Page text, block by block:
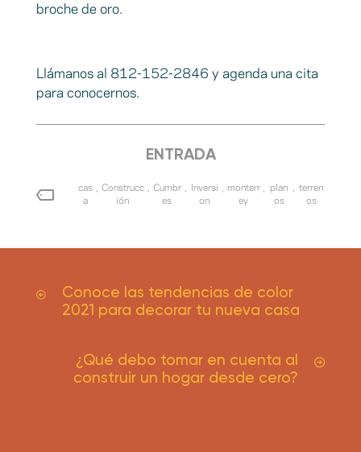
broche de oro.
Llámanos al 812-152-2846 y agenda una cita
para conocernos.
ENTRADA
cas
a
, Construcc
ión
, Cumbr
es
,
Inversi
on
, monterr
ey
,
plan
os
, terren
os
Conoce las tendencias de color
2021 para decorar tu nueva casa
¿Qué debo tomar en cuenta al
construir un hogar desde cero?